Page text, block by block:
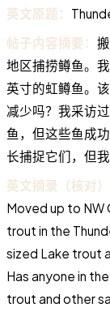
英文原题：
帖子内容摘要：
地区捕捞鳟鱼。
英寸的虹鳟鱼。
减少吗？我采访
鱼，但这些鱼成
长捕捉它们，但
英文摘录（核对）
Moved up to
trout in the
sized Lake trout
Has anyone in
trout and other